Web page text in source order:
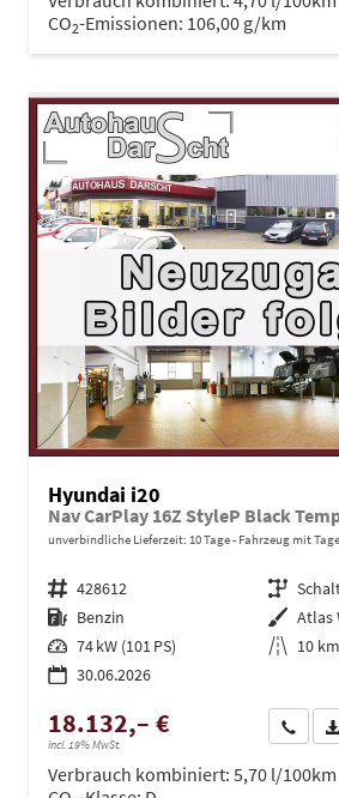
CO2-Emissionen: 106,00 g/km
Hyundai i20
Nav CarPlay 16Z StyleP Black
unverbindliche Lieferzeit: 10 Tage Fahrzeug mit
Fahrzeugnr. 428612 Getriebe
Kraftstoff Benzin Außenfarbe
Leistung 74 kW (101 PS) Kilometerstand 10 km
30.06.2026
18.132,– €
incl. 19% MwSt.
Wir
Verbrauch kombiniert: 5,70 l/100km